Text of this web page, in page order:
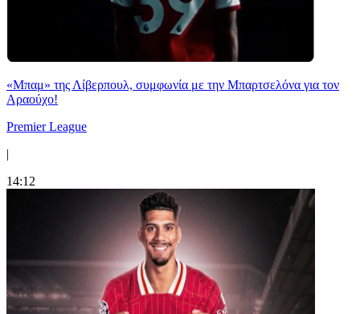
«Μπαμ» της Λίβερπουλ, συμφωνία με την Μπαρτσελόνα για τον
Αραούχο!
Premier League
|
14:12